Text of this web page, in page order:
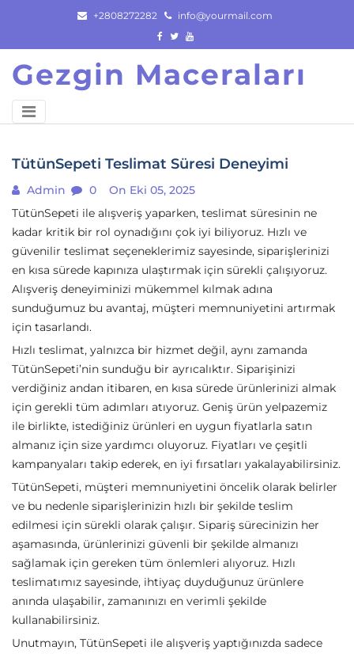
content
+2808272282 info@yourmail.com
Gezgin Maceraları
TütünSepeti Teslimat Süresi Deneyimi
Admin 0
On Eki 05, 2025
TütünSepeti ile alışveriş yaparken, teslimat süresinin ne
kadar kritik bir rol oynadığını çok iyi biliyoruz. Hızlı ve
güvenilir teslimat seçeneklerimiz sayesinde, siparişlerinizi
en kısa sürede kapınıza ulaştırmak için sürekli çalışıyoruz.
Alışveriş deneyiminizi mükemmel kılmak adına
sunduğumuz bu avantaj, müşteri memnuniyetini artırmak
için tasarlandı.
Hızlı teslimat, yalnızca bir hizmet değil, aynı zamanda
TütünSepeti’nin sunduğu bir ayrıcalıktır. Siparişinizi
verdiğiniz andan itibaren, en kısa sürede ürünlerinizi almak
için gerekli tüm adımları atıyoruz. Geniş ürün yelpazemiz
ile birlikte, istediğiniz ürünleri en uygun fiyatlarla satın
almanız için size yardımcı oluyoruz. Fiyatları ve çeşitli
kampanyaları takip ederek, en iyi fırsatları yakalayabilirsiniz.
TütünSepeti, müşteri memnuniyetini öncelik olarak belirler
ve bu nedenle siparişlerinizin hızlı bir şekilde teslim
edilmesi için sürekli olarak çalışır. Sipariş sürecinizin her
aşamasında, ürünlerinizi güvenli bir şekilde almanızı
sağlamak için gereken tüm önlemleri alıyoruz. Hızlı
teslimatımız sayesinde, ihtiyaç duyduğunuz ürünlere
anında ulaşabilir, zamanınızı en verimli şekilde
kullanabilirsiniz.
Unutmayın, TütünSepeti ile alışveriş yaptığınızda sadece